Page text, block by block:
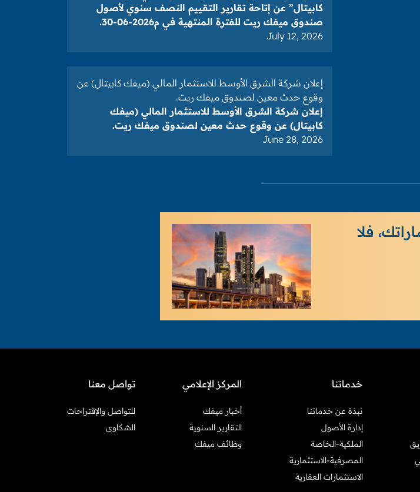
كابيتال” عن إتاحة تقارير التقييم النصف سنوي لأصول
صندوق ميفك ريت للفترة المنتهية في م2026-06-30.
July 12, 2026
إعلان شركة الشرق الأوسط للاستثمار المالي (ميفك كابيتال) عن
وقوع حدث معين لصندوق ميفك ريت.
إعلان شركة الشرق الأوسط للاستثمار المالي (ميفك
كابيتال) عن وقوع حدث معين لصندوق ميفك ريت.
June 28, 2026
فلا
خدماتنا
نبذة عن خدماتنا
إدارة الأصول
الملكية-الخاصة
المصرفية-الاستثمارية
الاستثمارات العقارية
المركز الإعلامي
أخبار ميفك
التقارير السنوية
وظائف ميفك
تواصل معنا
للتواصل والإقتراحات
الشكاوى